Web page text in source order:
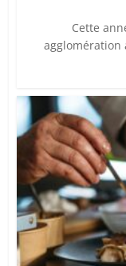
Cette
agglomération